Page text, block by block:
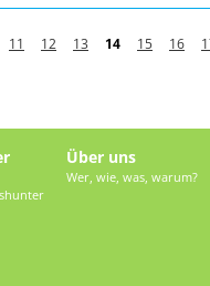
11 12 13 14 15 16
Über uns
Wer, wie, was, warum?